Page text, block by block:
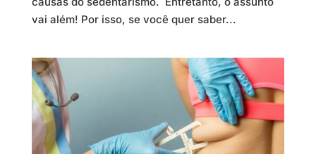
vai além! Por isso, se você quer saber...